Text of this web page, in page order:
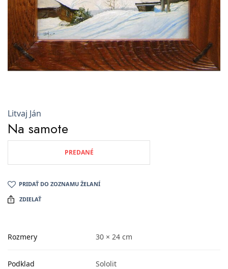
Litvaj Ján
Na samote
PREDANÉ
PRIDAŤ DO ZOZNAMU ŽELANÍ
ZDIELAŤ
Rozmery 30 × 24 cm
Podklad Sololit